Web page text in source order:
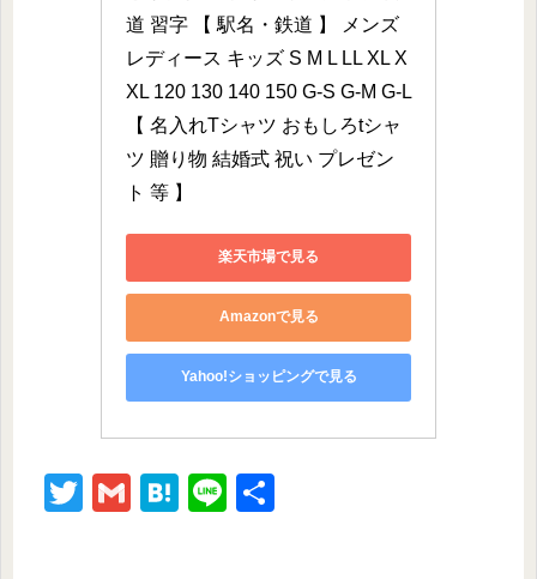
道 習字 【 駅名・鉄道 】 メンズ
レディース キッズ S M L LL XL X
XL 120 130 140 150 G-S G-M G-L
【 名入れTシャツ おもしろtシャ
ツ 贈り物 結婚式 祝い プレゼン
ト 等 】
楽天市場で見る
Amazonで見る
Yahoo!ショッピングで見る
T
G
H
Li